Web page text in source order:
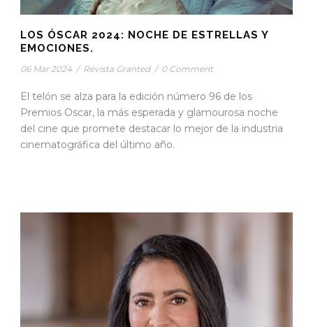
LOS ÓSCAR 2024: NOCHE DE ESTRELLAS Y
EMOCIONES.
06 Mar 2024 / Revista Granted / 0 Comment
El telón se alza para la edición número 96 de los
Premios Oscar, la más esperada y glamourosa noche
del cine que promete destacar lo mejor de la industria
cinematográfica del último año.